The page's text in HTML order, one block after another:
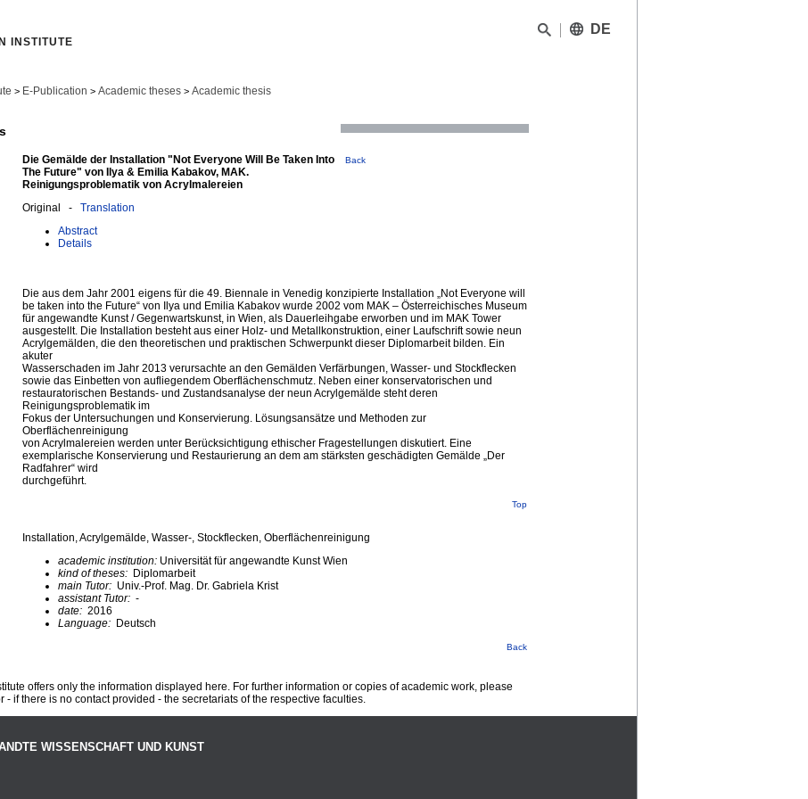
INSTITUTE
DE
> E-Publication > Academic theses > Academic thesis
Die Gemälde der Installation "Not Everyone Will Be Taken Into
The Future" von Ilya & Emilia Kabakov, MAK.
Reinigungsproblematik von Acrylmalereien
Back
Original - Translation
Abstract
Details
Die aus dem Jahr 2001 eigens für die 49. Biennale in Venedig konzipierte Installation „Not Everyone will
be taken into the Future“ von Ilya und Emilia Kabakov wurde 2002 vom MAK – Österreichisches Museum
für angewandte Kunst / Gegenwartskunst, in Wien, als Dauerleihgabe erworben und im MAK Tower
ausgestellt. Die Installation besteht aus einer Holz- und Metallkonstruktion, einer Laufschrift sowie neun
Acrylgemälden, die den theoretischen und praktischen Schwerpunkt dieser Diplomarbeit bilden. Ein
akuter
Wasserschaden im Jahr 2013 verursachte an den Gemälden Verfärbungen, Wasser- und Stockflecken
sowie das Einbetten von aufliegendem Oberflächenschmutz. Neben einer konservatorischen und
restauratorischen Bestands- und Zustandsanalyse der neun Acrylgemälde steht deren
Reinigungsproblematik im
Fokus der Untersuchungen und Konservierung. Lösungsansätze und Methoden zur
Oberflächenreinigung
von Acrylmalereien werden unter Berücksichtigung ethischer Fragestellungen diskutiert. Eine
exemplarische Konservierung und Restaurierung an dem am stärksten geschädigten Gemälde „Der
Radfahrer“ wird
durchgeführt.
Top
Installation, Acrylgemälde, Wasser-, Stockflecken, Oberflächenreinigung
academic institution: Universität für angewandte Kunst Wien
kind of theses: Diplomarbeit
main Tutor: Univ.-Prof. Mag. Dr. Gabriela Krist
assistant Tutor: -
date: 2016
Language: Deutsch
Back
offers only the information displayed here. For further information or copies of academic work, please
- if there is no contact provided - the secretariats of the respective faculties.
WISSENSCHAFT UND KUNST